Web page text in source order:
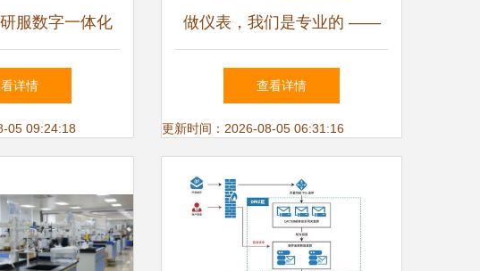
服数字一体化
优势、升级新动
服务之路
详情
05 09:24:18
做仪表，我们是专业的 ——
上海厚力电子科技技术服务新
动态
查看详情
更新时间：2026-08-05 06:31:16